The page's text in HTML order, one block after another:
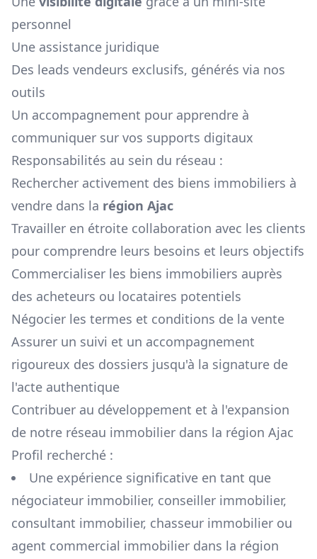
personnel
Une assistance juridique
Des leads vendeurs exclusifs, générés via nos
outils
Un accompagnement pour apprendre à
communiquer sur vos supports digitaux
Responsabilités au sein du réseau :
Rechercher activement des biens immobiliers à
vendre dans la région Ajac
Travailler en étroite collaboration avec les clients
pour comprendre leurs besoins et leurs objectifs
Commercialiser les biens immobiliers auprès
des acheteurs ou locataires potentiels
Négocier les termes et conditions de la vente
Assurer un suivi et un accompagnement
rigoureux des dossiers jusqu'à la signature de
l'acte authentique
Contribuer au développement et à l'expansion
de notre réseau immobilier dans la région Ajac
Profil recherché :
Une expérience significative en tant que
négociateur immobilier, conseiller immobilier,
consultant immobilier, chasseur immobilier ou
agent commercial immobilier dans la région